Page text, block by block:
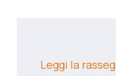
Leggi la